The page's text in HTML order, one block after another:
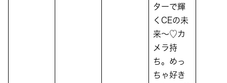
ターで輝
くCEの未
来～♡カ
メラ持
ち。めっ
ちゃ好き